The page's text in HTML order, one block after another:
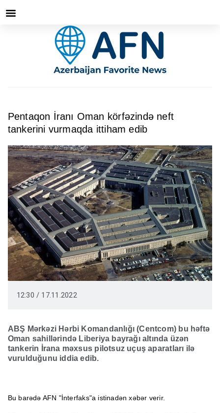
Pentaqon İranı Oman körfəzində neft
tankerini vurmaqda ittiham edib
12:30 / 17.11.2022
ABŞ Mərkəzi Hərbi Komandanlığı (Centcom) bu həftə
Oman sahillərində Liberiya bayrağı altında üzən
tankerin İrana məxsus pilotsuz uçuş aparatları ilə
vurulduğunu iddia edib.
Bu barədə AFN "İnterfaks"a istinadən xəbər verir.